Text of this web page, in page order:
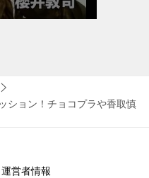
ション！チョコプラや香取慎
運営者情報